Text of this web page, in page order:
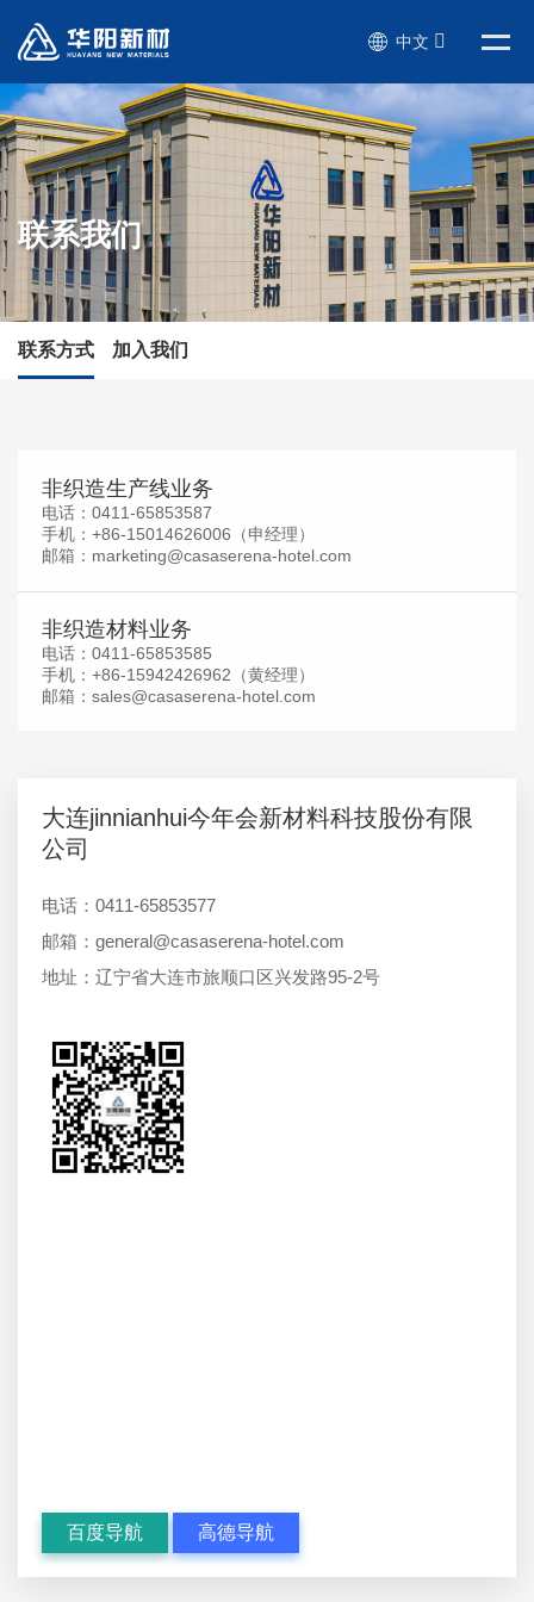
中文
联系我们
联系方式 加入我们
非织造生产线业务
电话：0411-65853587
手机：+86-15014626006（申经理）
邮箱：marketing@casaserena-hotel.com
非织造材料业务
电话：0411-65853585
手机：+86-15942426962（黄经理）
邮箱：sales@casaserena-hotel.com
大连jinnianhui今年会新材料科技股份有限
公司
电话：0411-65853577
邮箱：general@casaserena-hotel.com
地址：辽宁省大连市旅顺口区兴发路95-2号
百度导航 高德导航